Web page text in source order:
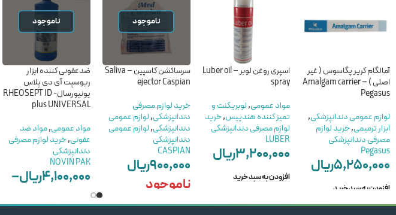
آمالگام کریر پگاسوس ( غیر
اصلی ) – Amalgam carrier
Pegasus
لوازم عمومی دندانپزشکی,
ابزار ترمیمی,خرید لوازم
مصرفی دندانپزشکی
Pegasus
۵,۲۵۰,۰۰۰ریال
افزودن به سبد خرید
اسپری روغن لوبر – Luber oil
spray
مواد عمومی,لوبریکنت و
تمیز کننده هندپیس,خرید
لوازم مصرفی دندانپزشکی
LUBER
۳,۲۰۰,۰۰۰ریال
افزودن به سبد خرید
ناموجود
سرساکشن کاسپین – Saliva
ejector Caspian
خرید لوازم مصرفی
دندانپزشکی,لوازم عمومی
دندانپزشکی,لوازم عمومی
دندانپزشکی
CASPIAN
۹۰۰,۰۰۰ریال
ناموجود
ناموجود
ضدعفونی کننده ابزار
ریوسپت آی دی پلاس
یونیورسال- RHEOSEPT ID
plus UNIVERSAL
مواد عمومی,مواد ضد
عفونی,خرید لوازم مصرفی
دندانپزشکی
NOVIN PAK
۴,۱۰۰,۰۰۰ریال–
۲,۸۰۰,۰۰۰